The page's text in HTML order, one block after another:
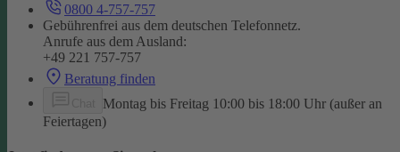
0800 4-757-757
Gebührenfrei aus dem deutschen Telefonnetz.
Anrufe aus dem Ausland:
+49 221 757-757
Beratung finden
Montag bis Freitag 10:00 bis 18:00 Uhr (außer an
Feiertagen)